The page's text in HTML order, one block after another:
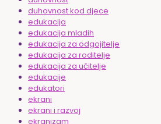
duhovnost kod djece
edukacija
edukacija mladih
edukacija za odgojitelje
edukacija za roditelje
edukacija za učitelje
edukacije
edukatori
ekrani
ekrani i razvoj
ekranizam